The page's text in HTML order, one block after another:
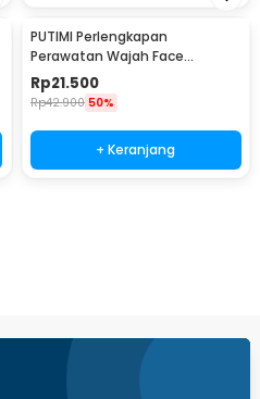
PUTIMI Perlengkapan
Perawatan Wajah Face
Treatment Equipment 7 PCS -
PT4
Rp21.500
Rp42.900 50%
+ Keranjang